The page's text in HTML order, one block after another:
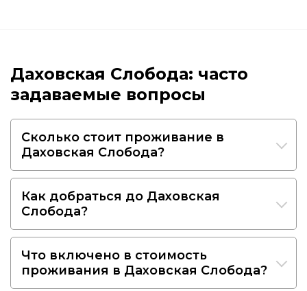
Даховская Слобода: часто
задаваемые вопросы
Сколько стоит проживание в
Даховская Слобода?
Как добраться до Даховская
Слобода?
Что включено в стоимость
проживания в Даховская Слобода?